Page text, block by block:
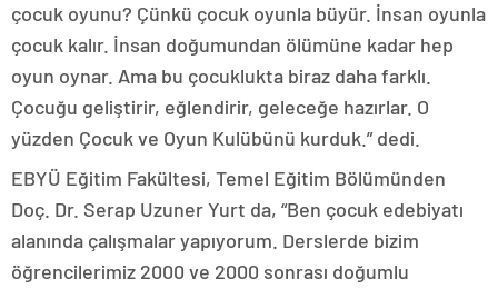
çocuk oyunu? Çünkü çocuk oyunla büyür. İnsan oyunla
çocuk kalır. İnsan doğumundan ölümüne kadar hep
oyun oynar. Ama bu çocuklukta biraz daha farklı.
Çocuğu geliştirir, eğlendirir, geleceğe hazırlar. O
yüzden Çocuk ve Oyun Kulübünü kurduk.” dedi.
EBYÜ Eğitim Fakültesi, Temel Eğitim Bölümünden
Doç. Dr. Serap Uzuner Yurt da, “Ben çocuk edebiyatı
alanında çalışmalar yapıyorum. Derslerde bizim
öğrencilerimiz 2000 ve 2000 sonrası doğumlu